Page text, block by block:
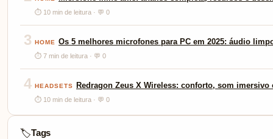
⏱ 10 min de leitura · 💬 0
3 HOME Os 5 melhores microfones para PC em 2025: áudio
⏱ 7 min de leitura · 💬 0
4 HEADSETS Redragon Zeus X Wireless: conforto, som
⏱ 10 min de leitura · 💬 0
🏷️Tags